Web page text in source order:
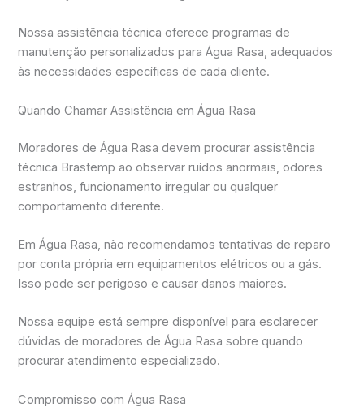
Nossa assistência técnica oferece programas de
manutenção personalizados para Água Rasa, adequados
às necessidades específicas de cada cliente.
Quando Chamar Assistência em Água Rasa
Moradores de Água Rasa devem procurar assistência
técnica Brastemp ao observar ruídos anormais, odores
estranhos, funcionamento irregular ou qualquer
comportamento diferente.
Em Água Rasa, não recomendamos tentativas de reparo
por conta própria em equipamentos elétricos ou a gás.
Isso pode ser perigoso e causar danos maiores.
Nossa equipe está sempre disponível para esclarecer
dúvidas de moradores de Água Rasa sobre quando
procurar atendimento especializado.
Compromisso com Água Rasa